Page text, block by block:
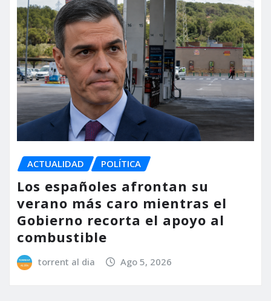
ACTUALIDAD POLÍTICA
Los españoles afrontan su
verano más caro mientras el
Gobierno recorta el apoyo al
combustible
torrent al dia Ago 5, 2026